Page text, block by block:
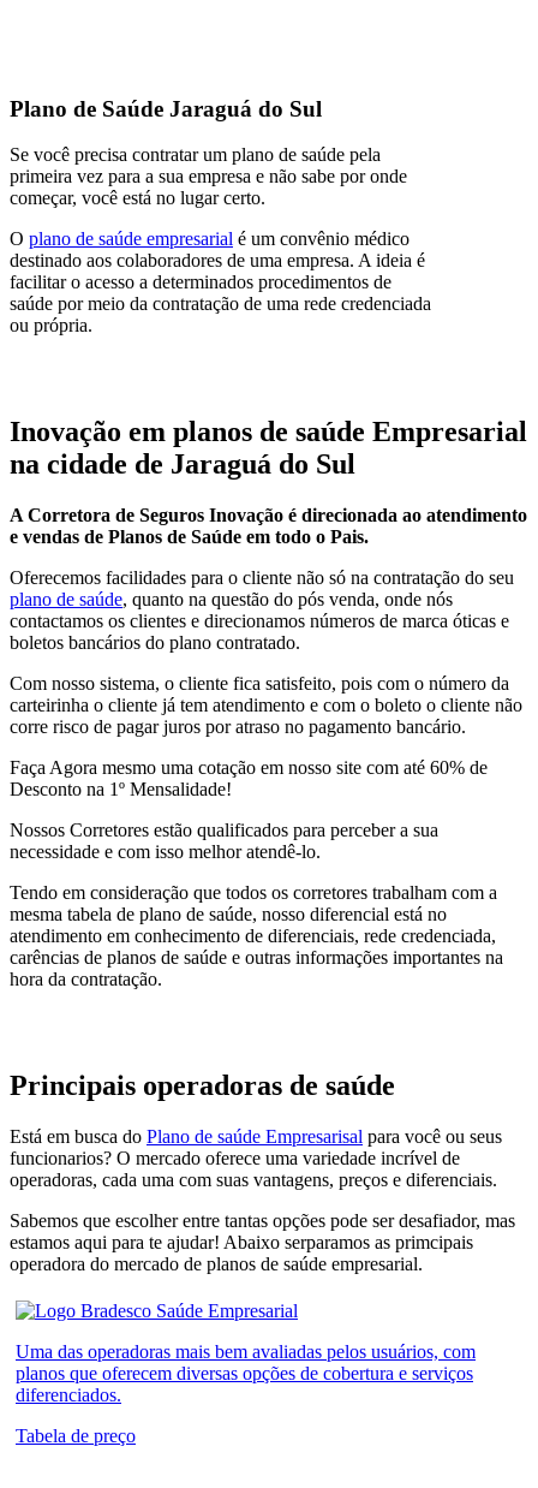
Plano de Saúde Jaraguá do Sul
Se você precisa contratar um plano de saúde pela
primeira vez para a sua empresa e não sabe por onde
começar, você está no lugar certo.
O plano de saúde empresarial é um convênio médico
destinado aos colaboradores de uma empresa. A ideia é
facilitar o acesso a determinados procedimentos de
saúde por meio da contratação de uma rede credenciada
ou própria.
Inovação em planos de saúde Empresarial
na cidade de Jaraguá do Sul
A Corretora de Seguros Inovação é direcionada ao atendimento
e vendas de Planos de Saúde em todo o Pais.
Oferecemos facilidades para o cliente não só na contratação do seu
plano de saúde, quanto na questão do pós venda, onde nós
contactamos os clientes e direcionamos números de marca óticas e
boletos bancários do plano contratado.
Com nosso sistema, o cliente fica satisfeito, pois com o número da
carteirinha o cliente já tem atendimento e com o boleto o cliente não
corre risco de pagar juros por atraso no pagamento bancário.
Faça Agora mesmo uma cotação em nosso site com até 60% de
Desconto na 1º Mensalidade!
Nossos Corretores estão qualificados para perceber a sua
necessidade e com isso melhor atendê-lo.
Tendo em consideração que todos os corretores trabalham com a
mesma tabela de plano de saúde, nosso diferencial está no
atendimento em conhecimento de diferenciais, rede credenciada,
carências de planos de saúde e outras informações importantes na
hora da contratação.
Principais operadoras de saúde​
Está em busca do Plano de saúde Empresarisal para você ou seus
funcionarios? O mercado oferece uma variedade incrível de
operadoras, cada uma com suas vantagens, preços e diferenciais.
Sabemos que escolher entre tantas opções pode ser desafiador, mas
estamos aqui para te ajudar! Abaixo serparamos as primcipais
operadora do mercado de planos de saúde empresarial.
Uma das operadoras mais bem avaliadas pelos usuários, com
planos que oferecem diversas opções de cobertura e serviços
diferenciados.
Tabela de preço